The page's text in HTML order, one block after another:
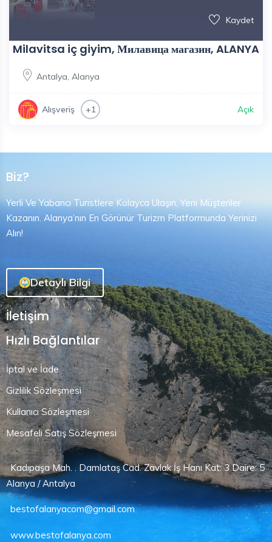
Kaydet
Milavitsa iç giyim, Милавица магазин, ALANYA
Antalya, Alanya
Alışveriş +1 Açık
Biz?
Yerli Ve Yabancı Turistlere Kolayca Ulaşın, Yeni Müşteriler
Kazanın. Alanya’nın En Görünür Turizm Platformunda Yerinizi
Alın!
Detaylı Bilgi
İletişim
Hızlı Bağlantılar
İptal ve İade
Gizlilik Sözleşmesi
Kullanıcı Sözleşmesi
Mesafeli Satış Sözleşmesi
Kadıpaşa Mah. . Damlataş Cad. Zavlak İş Hanı Kat: 3 Daire: 5
Alanya / Antalya
bestofalanyacom@gmail.com
www.bestofalanya.com